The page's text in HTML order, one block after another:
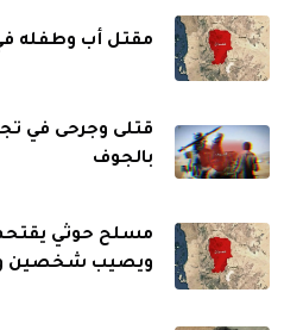
مقتل أب وطفله
قتلى وجرحى في
بالجوف
مسلح حوثي
ويصيب شخصين